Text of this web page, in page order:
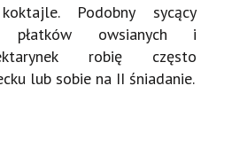
Podobny sycący
owsianych i
robię często
lub sobie na II śniadanie.